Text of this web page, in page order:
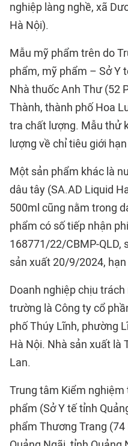
nghiệp làng nghề, xã
Hà Nội).
Mẫu mỹ phẩm trên do
phẩm, mỹ phẩm – Sở Y
Nhà thuốc Anh Thư (52
Thành, thành phố Hoa
tra chất lượng. Mẫu thử
lượng về chỉ tiêu giới
Một sản phẩm khác là
dâu tây (SA.AD Liquid
500ml cũng nằm trong
phẩm có số tiếp nhận
168771/22/CBMP-QLD,
sản xuất 20/9/2024,
Doanh nghiệp chịu
trường là Công ty cổ
phố Thúy Lĩnh, phường
Hà Nội. Nhà sản xuất là
Lan.
Trung tâm Kiểm
phẩm (Sở Y tế tỉnh
phẩm Thương Trang